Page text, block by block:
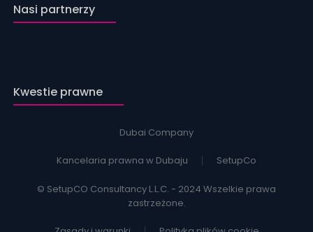
Nasi partnerzy
Kwestie prawne
Dubai Company
Kancelaria prawna w Dubaju SetupCo
© SetupCO Consultancy L.L.C. - 2024 Wszelkie prawa
zastrzeżone.